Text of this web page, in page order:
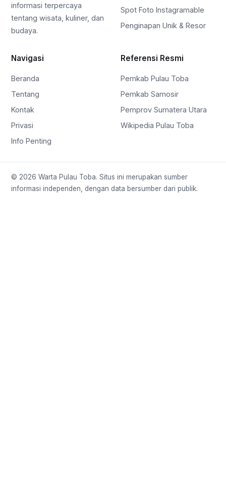
informasi terpercaya
tentang wisata, kuliner, dan
budaya.
Spot Foto Instagramable
Penginapan Unik & Resor
Navigasi
Beranda
Tentang
Kontak
Privasi
Info Penting
Referensi Resmi
Pemkab Pulau Toba
Pemkab Samosir
Pemprov Sumatera Utara
Wikipedia Pulau Toba
© 2026 Warta Pulau Toba. Situs ini merupakan sumber
informasi independen, dengan data bersumber dari publik.